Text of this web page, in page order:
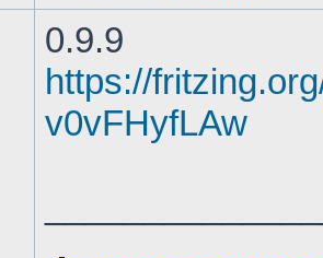
0.9.9
https://
v0vFHyfLAw